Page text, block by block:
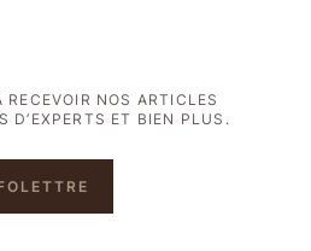
RECEVOIR NOS ARTICLES
D’EXPERTS ET BIEN PLUS.